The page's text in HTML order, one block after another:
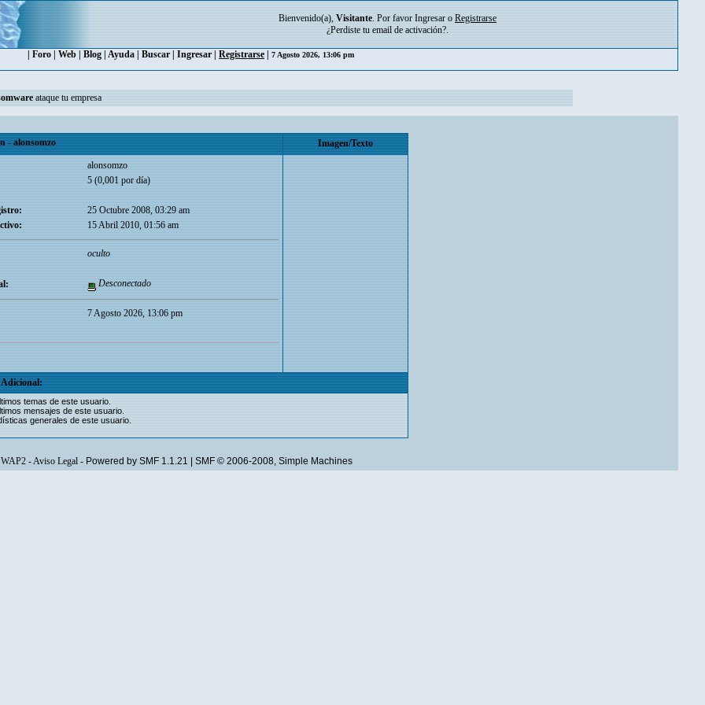
Bienvenido(a), Visitante. Por favor Ingresar o Registrarse
¿Perdiste tu email de activación?.
Foro Web Blog Ayuda Buscar Ingresar Registrarse 7 Agosto 2026, 13:06 pm
ataque tu empresa
- alonsomzo
Imagen/Texto
alonsomzo
5 (0,001 por día)
25 Octubre 2008, 03:29 am
15 Abril 2010, 01:56 am
oculto
Desconectado
7 Agosto 2026, 13:06 pm
temas de este usuario.
mensajes de este usuario.
generales de este usuario.
WAP2-Aviso Legal- Powered by SMF 1.1.21 SMF © 2006-2008, Simple Machines